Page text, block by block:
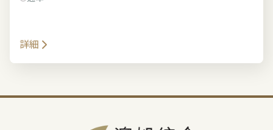
詳細